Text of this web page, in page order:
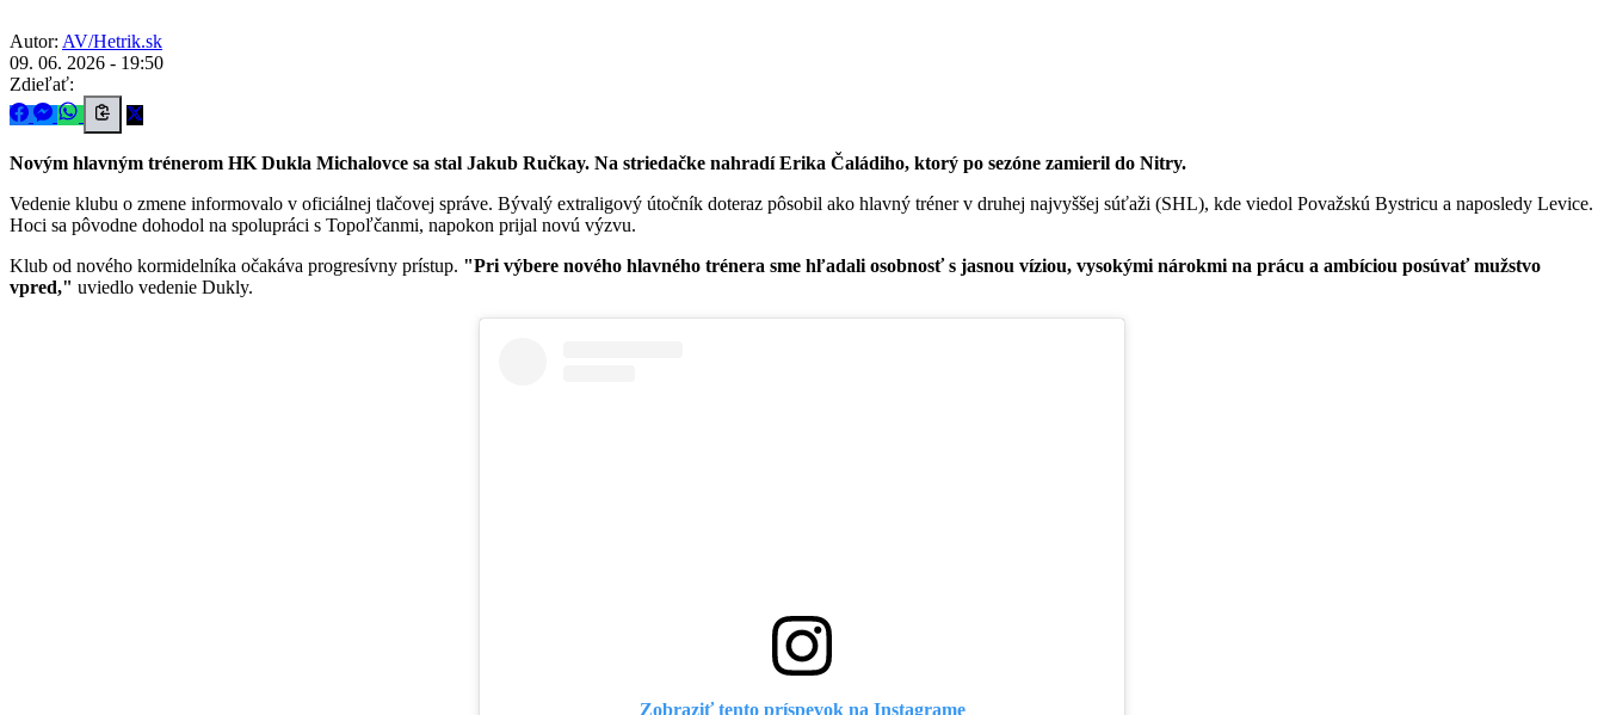
Autor: AV/Hetrik.sk
09. 06. 2026 - 19:50
Zdieľať:
Novým hlavným trénerom HK Dukla Michalovce sa stal Jakub Ručkay. Na striedačke nahradí Erika Čaládiho, ktorý po sezóne zamieril do Nitry.
Vedenie klubu o zmene informovalo v oficiálnej tlačovej správe. Bývalý extraligový útočník doteraz pôsobil ako hlavný tréner v druhej najvyššej súťaži (SHL), kde viedol Považskú Bystricu a naposledy Levice.
Hoci sa pôvodne dohodol na spolupráci s Topoľčanmi, napokon prijal novú výzvu.
Klub od nového kormidelníka očakáva progresívny prístup. "Pri výbere nového hlavného trénera sme hľadali osobnosť s jasnou víziou, vysokými nárokmi na prácu a ambíciou posúvať mužstvo
vpred," uviedlo vedenie Dukly.
Zobraziť tento príspevok na Instagrame